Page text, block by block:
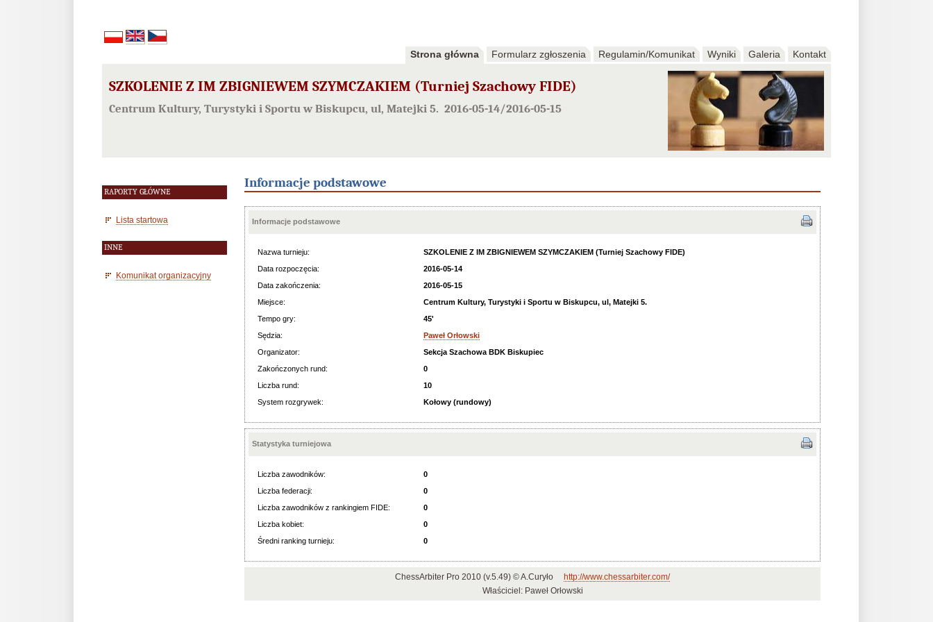
Strona główna Formularz zgłoszenia Regulamin/Komunikat Wyniki Galeria Kontakt
SZKOLENIE Z IM ZBIGNIEWEM SZYMCZAKIEM (Turniej Szachowy FIDE)
Centrum Kultury, Turystyki i Sportu w Biskupcu, ul, Matejki 5. 2016-05-14/2016-05-15
RAPORTY GŁÓWNE
Lista startowa
INNE
Komunikat organizacyjny
Informacje podstawowe
Informacje podstawowe
Nazwa turnieju:
SZKOLENIE Z IM ZBIGNIEWEM SZYMCZAKIEM (Turniej Szachowy FIDE)
Data rozpoczęcia:
2016-05-14
Data zakończenia:
2016-05-15
Miejsce:
Centrum Kultury, Turystyki i Sportu w Biskupcu, ul, Matejki 5.
Tempo gry:
45'
Sędzia:
Paweł Orłowski
Organizator:
Sekcja Szachowa BDK Biskupiec
Zakończonych rund:
0
Liczba rund:
10
System rozgrywek:
Kołowy (rundowy)
Statystyka turniejowa
Liczba zawodników:
0
Liczba federacji:
0
Liczba zawodników z rankingiem FIDE:
0
Liczba kobiet:
0
Średni ranking turnieju:
0
ChessArbiter Pro 2010 (v.5.49) © A.Curyło
http://www.chessarbiter.com/
Właściciel: Paweł Orłowski